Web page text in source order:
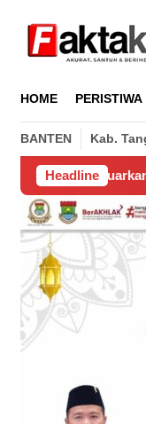
HOME PERISTIWA
BANTEN Kab.
Headline
Pengusaha, Untuk